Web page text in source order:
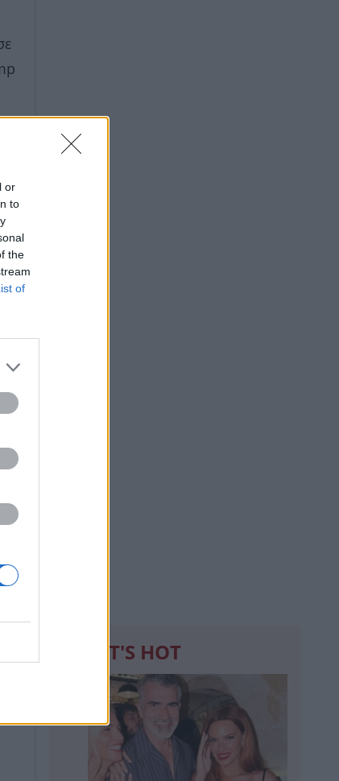
or
to
the
of
WHAT'S HOT